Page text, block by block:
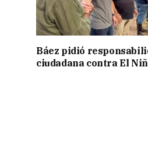
Báez pidió
ciudadana contra El